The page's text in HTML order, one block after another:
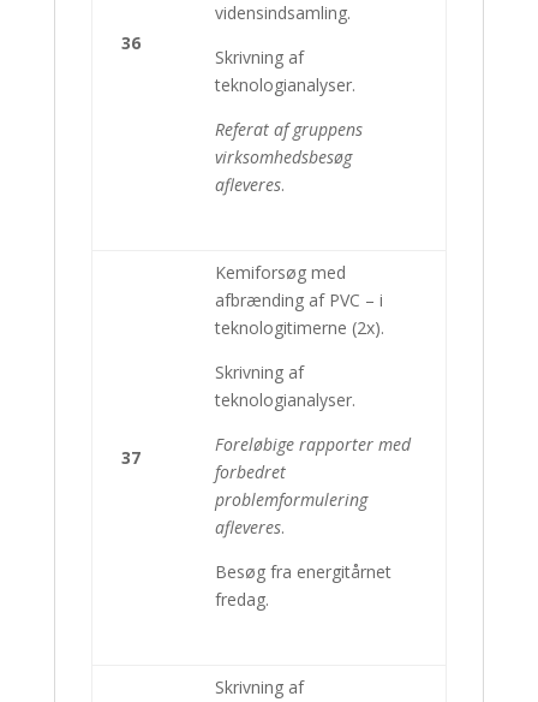
36
vidensindsamling.
Skrivning af
teknologianalyser.
Referat af gruppens
virksomhedsbesøg
afleveres.
37
Kemiforsøg med
afbrænding af PVC – i
teknologitimerne (2x).
Skrivning af
teknologianalyser.
Foreløbige rapporter med
forbedret
problemformulering
afleveres.
Besøg fra energitårnet
fredag.
Skrivning af